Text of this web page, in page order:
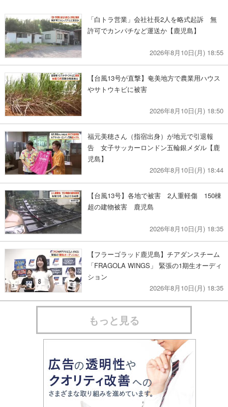
「白トラ営業」会社社長2人を略式起訴 無
許可でカンパチなど運送か【鹿児島】
2026年8月10日(月) 18:55
【台風13号が直撃】奄美地方で農業用ハウス
やサトウキビに被害
2026年8月10日(月) 18:50
福元美穂さん（指宿出身）が地元で引退報
告 女子サッカーロンドン五輪銀メダル【鹿
児島】
2026年8月10日(月) 18:44
【台風13号】各地で被害 2人重軽傷 150棟
超の建物被害 鹿児島
2026年8月10日(月) 18:35
【フラーゴラッド鹿児島】チアダンスチーム
「FRAGOLA WINGS」 緊張の1期生オーディ
ション
2026年8月10日(月) 18:35
もっと見る